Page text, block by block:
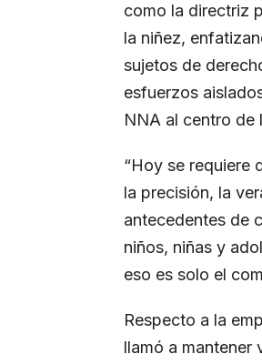
como la directriz
la niñez,
sujetos de
esfuerzos
NNA al centro de
“Hoy se requiere
la precisión, la
antecedentes de
niños, niñas y
eso es solo el
Respecto a la
llamó a mantener